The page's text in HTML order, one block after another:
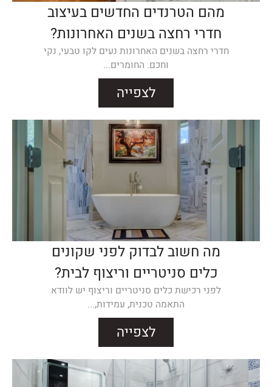
מהם הטרנדים החדשים בעיצוב
חדרי רחצה בשנים האחרונות?
חדרי רחצה בשנים האחרונות נעים לקו טבעי, נקי
וחכם. החומרים...
לצפייה
מה חשוב לבדוק לפני שקונים
כלים סניטריים וריצוף לבית?
לפני רכישת כלים סניטריים וריצוף יש לוודא
התאמה טכנית, עמידות,...
לצפייה